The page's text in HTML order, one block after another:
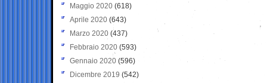
Maggio 2020 (618)
Aprile 2020 (643)
Marzo 2020 (437)
Febbraio 2020 (593)
Gennaio 2020 (596)
Dicembre 2019 (542)